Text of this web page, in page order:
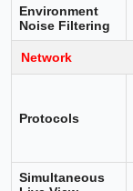
Environment
Noise Filtering
Network
Protocols
Simultaneous